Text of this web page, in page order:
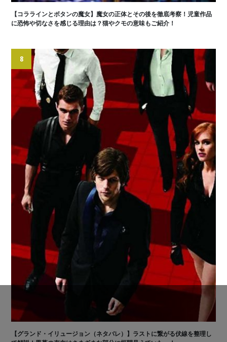
【コララインとボタンの魔女】魔女の正体とその後を徹底考察！児童作品
に恐怖や切なさを感じる理由は？猫やクモの意味もご紹介！
8
【グランド・イリュージョン（ネタバレ）】ラストに繋がる伏線を整理し